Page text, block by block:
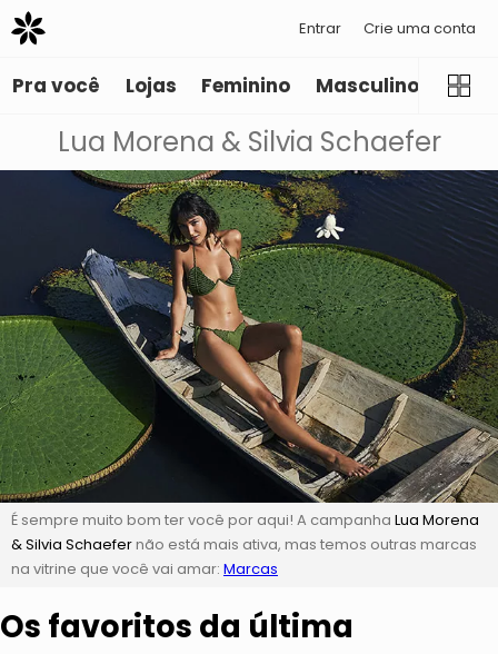
Entrar Crie uma conta
Pra você Lojas Feminino Masculino
Lua Morena & Silvia Schaefer
É sempre muito bom ter você por aqui! A campanha Lua Morena
& Silvia Schaefernão está mais ativa, mas temos outras marcas
na vitrine que você vai amar: Marcas
Os favoritos da última